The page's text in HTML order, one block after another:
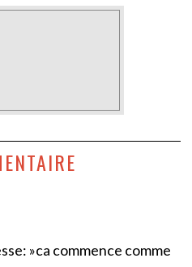
»ca commence comme